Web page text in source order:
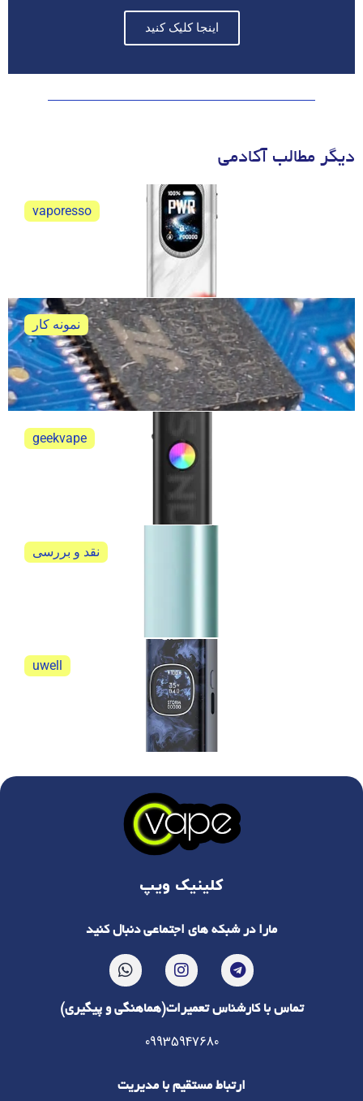
اینجا کلیک کنید
دیگر مطالب آکادمی
vaporesso
ویپرسو اکسراس 6 نقد و بررسی
نمونه کار
تعمیر ویپ پاد پاوا هوریز اولترا
خلاصه ی تعمیر ویپ پاد پاوا هوریز اولترا
geekvape
نقد و بررسی
uwell
نقد و بررسی پاد سیستم یوول کالیبرن G5
نقد و بررسی پاد سیستم یوول کالیبرن G5 جامع و...
کلینیک ویپ
مارا در شبکه های اجتماعی دنبال کنید
تماس با کارشناس تعمیرات(هماهنگی و پیگیری)
09935947680
ارتباط مستقیم با مدیریت